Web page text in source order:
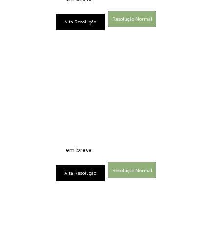
Alta Resolução Resolução Normal
em breve
Alta Resolução Resolução Normal